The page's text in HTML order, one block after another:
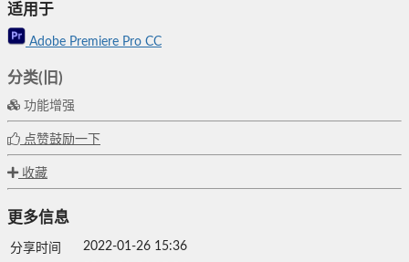
适用于
Adobe Premiere Pro CC
分类(旧)
功能增强
点赞鼓励一下
收藏
更多信息
分享时间
2022-01-26 15:36